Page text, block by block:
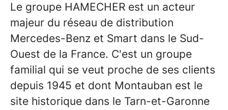
Le groupe HAMECHER est un acteur
majeur du réseau de distribution
Mercedes-Benz et Smart dans le Sud-
Ouest de la France. C'est un groupe
familial qui se veut proche de ses clients
depuis 1945 et dont Montauban est le
site historique dans le Tarn-et-Garonne